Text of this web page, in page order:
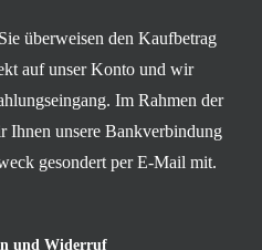
Sie überweisen den Kaufbetrag
auf unser Konto und wir
Im Rahmen der
unsere Bankverbindung
gesondert per E-Mail mit.
und Widerruf